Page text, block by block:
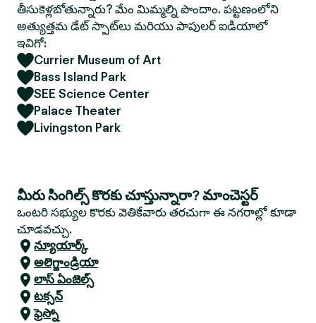
తీసుకెళ్లబోతున్నారు? మేం మిమ్మల్ని పొందాం. పట్టణంలోని
అత్యుత్తమ డేట్ స్పాట్‌లు మరియు పాపులర్ ఐడియాలో
ఇవిగో:
Currier Museum of Art
Bass Island Park
SEE Science Center
Palace Theater
Livingston Park
మీరు సింగిల్స్ కొరకు చూస్తున్నారా? మాంచెస్టర్
ఒంటరి సభ్యుల కొరకు వెతికేవారు తరచుగా ఈ నగరాల్లో కూడా
చూడవచ్చు.
న్యూయార్క్
అలెగ్జాండ్రియా
లాస్ ఏంజెల్స్
టక్సన్
ఫ్రెస్నో